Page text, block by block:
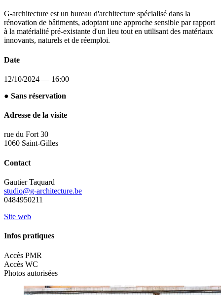
G-architecture est un bureau d'architecture spécialisé dans la
rénovation de bâtiments, adoptant une approche sensible par rapport
à la matérialité pré-existante d'un lieu tout en utilisant des matériaux
innovants, naturels et de réemploi.
Date
12/10/2024 — 16:00
● Sans réservation
Adresse de la visite
rue du Fort 30
1060 Saint-Gilles
Contact
Gautier Taquard
studio@g-architecture.be
0484950211
Site web
Infos pratiques
Accès PMR
Accès WC
Photos autorisées